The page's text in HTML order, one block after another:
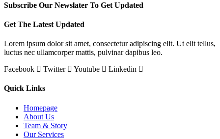
Subscribe Our Newslater To Get Updated
Get The Latest Updated
Lorem ipsum dolor sit amet, consectetur adipiscing elit. Ut elit tellus,
luctus nec ullamcorper mattis, pulvinar dapibus leo.
Facebook
Twitter Youtube Linkedin
Quick Links
Homepage
About Us
Team & Story
Our Services